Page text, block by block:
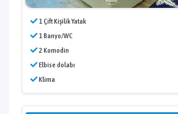
1 Çift Kişilik Yatak
1 Banyo/WC
2 Komodin
Elbise dolabı
Klima